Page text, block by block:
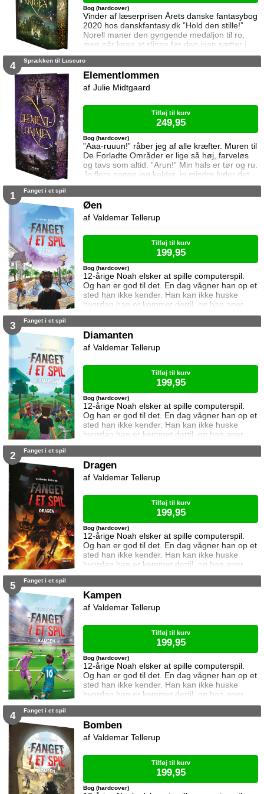
Vinder af læserprisen Årets danske fantasybog
2020 hos danskfantasy.dk ”Hold den stille!”
Norell maner den gyngende medaljon til ro,
men når knap at slippe før den igen sætter i
bevægelse. ”Den svinger mod Notio. Den vil
indenfor!” Reynir knytter hænderne. ”Der er
lokkerkræfter bag.” Medaljonen flakker som
jeg. ”Den er indhyllet i mørkemagi!”
Bog (hardcover)
4 Sprækken til Luscuro
Elementlommen
”Aaa-ruuun!” råber jeg af alle kræfter. Muren til
De Forladte Områder er lige så høj, farveløs
og tavs som altid. ”Arun!” Min hals er tør og ru.
Jo flere gange jeg kalder, jo mindre lyder det
som et navn. ”Find ... Arun,“ ekkoer Akelas
Opgør er ovre, så hvorfor forsvinder Luscuros
endnu en bølge der spreder sig hurtigt og
Bog (hardcover)
Julie Midtgaard
Tilføj til kurv
249,95
1 Fanget i et spil
Øen
12-årige Noah elsker at spille computerspil.
Og han er god til det. En dag vågner han op et
sted han ikke kender. Han kan ikke huske
hvordan han er kommet dertil, og han aner
ikke hvordan han kommer hjem igen. Den
beskeder til ham. I denne bog vil uret have
vinde. Kan Noah det? Og hvad sker der hvis
Bog (hardcover)
Valdemar Tellerup
Tilføj til kurv
199,95
3 Fanget i et spil
Diamanten
12-årige Noah elsker at spille computerspil.
Og han er god til det. En dag vågner han op et
sted han ikke kender. Han kan ikke huske
hvordan han er kommet dertil, og han aner
ikke hvordan han kommer hjem igen. Den
beskeder til ham. I denne bog vil uret have
ham til at finde en diamant i en verden fyldt
med monstre. Kan Noah det? Og hvad sker
Bog (hardcover)
Valdemar Tellerup
Tilføj til kurv
199,95
2 Fanget i et spil
Dragen
12-årige Noah elsker at spille computerspil.
Og han er god til det. En dag vågner han op et
sted han ikke kender. Han kan ikke huske
hvordan han er kommet dertil, og han aner
ikke hvordan han kommer hjem igen. Den
beskeder til ham. I denne bog vil uret have
ham til at nedkæmpe en drage. Kan Noah
det? Og hvad sker der hvis det mislykkes?
Bog (hardcover)
Valdemar Tellerup
Tilføj til kurv
199,95
5 Fanget i et spil
Kampen
12-årige Noah elsker at spille computerspil.
Og han er god til det. En dag vågner han op et
sted han ikke kender. Han kan ikke huske
hvordan han er kommet dertil, og han aner
ikke hvordan han kommer hjem igen. Den
beskeder til ham. I denne bog vil uret have
Og hvad sker der hvis det mislykkes? Kampen
Bog (hardcover)
Valdemar Tellerup
Tilføj til kurv
199,95
4 Fanget i et spil
Bomben
Bog (hardcover)
Valdemar Tellerup
Tilføj til kurv
199,95